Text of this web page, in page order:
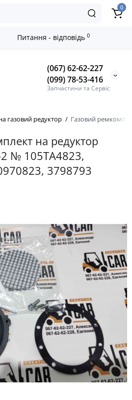
(067) 62-62-227
(099) 78-53-416
Запчастини та Сервіс
0
газовий редуктор Газовий
на редуктор
2 № 105ТА4823,
3798793
Питання - відповідь 0